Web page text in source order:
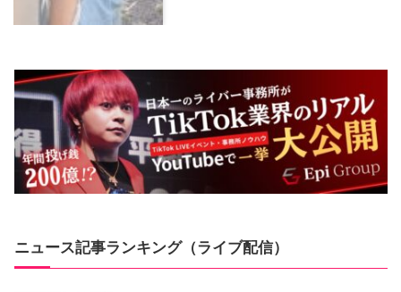
ニュース記事ランキング（ライブ配信）